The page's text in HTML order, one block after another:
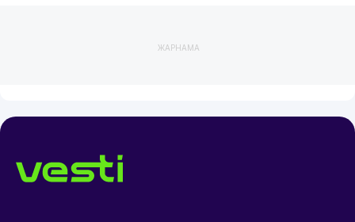
ЖАРНАМА